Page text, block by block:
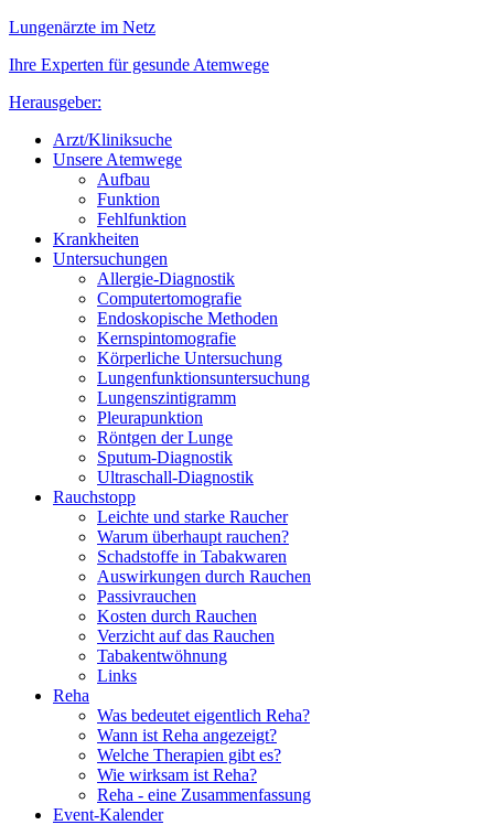
Lungenärzte im Netz
Ihre Experten für gesunde Atemwege
Herausgeber:
Arzt/Kliniksuche
Unsere Atemwege
Aufbau
Funktion
Fehlfunktion
Krankheiten
Untersuchungen
Allergie-Diagnostik
Computertomografie
Endoskopische Methoden
Kernspintomografie
Körperliche Untersuchung
Lungenfunktionsuntersuchung
Lungenszintigramm
Pleurapunktion
Röntgen der Lunge
Sputum-Diagnostik
Ultraschall-Diagnostik
Rauchstopp
Leichte und starke Raucher
Warum überhaupt rauchen?
Schadstoffe in Tabakwaren
Auswirkungen durch Rauchen
Passivrauchen
Kosten durch Rauchen
Verzicht auf das Rauchen
Tabakentwöhnung
Links
Reha
Was bedeutet eigentlich Reha?
Wann ist Reha angezeigt?
Welche Therapien gibt es?
Wie wirksam ist Reha?
Reha - eine Zusammenfassung
Event-Kalender